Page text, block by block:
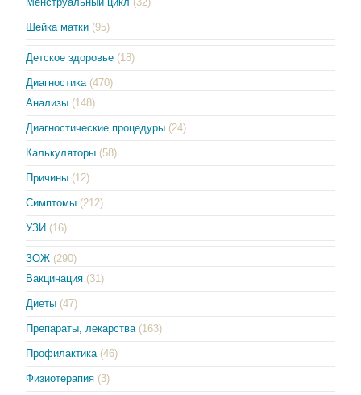
Шейка матки (95)
Детское здоровье (18)
Диагностика (470)
Анализы (148)
Диагностические процедуры (24)
Калькуляторы (58)
Причины (12)
Симптомы (212)
УЗИ (16)
ЗОЖ (290)
Вакцинация (31)
Диеты (47)
Препараты, лекарства (163)
Профилактика (46)
Физиотерапия (3)